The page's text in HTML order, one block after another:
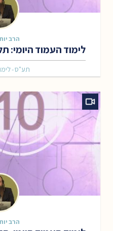
הרב
לימוד העמוד היומי:
תע"ס -
הרב